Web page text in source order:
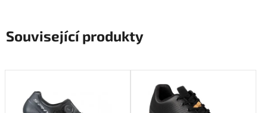
Související produkty